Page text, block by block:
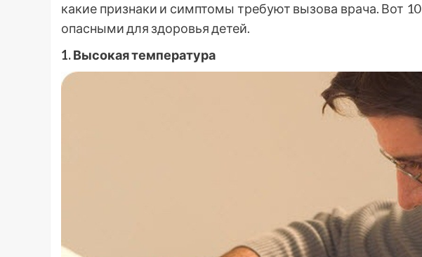
какие признаки и симптомы требуют вызова врача. Вот
опасными для здоровья детей.
1. Высокая температура